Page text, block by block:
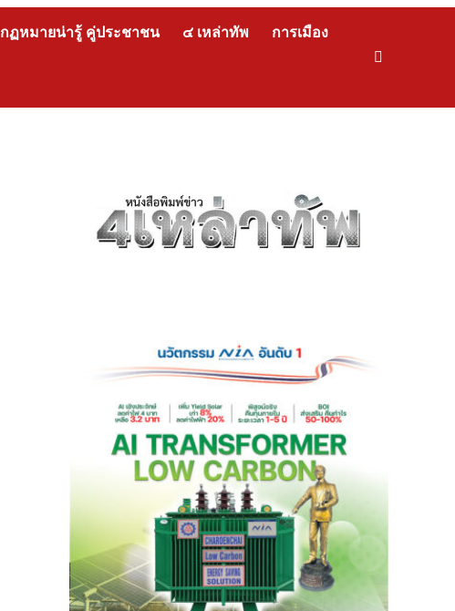
กฏหมายน่ารู้ คู่ประชาชน ๔ เหล่าทัพ การเมือง